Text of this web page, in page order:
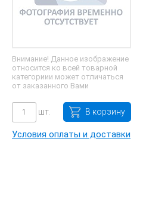
Внимание! Данное изображение
относится ко всей товарной
категориии может отличаться
от заказанного Вами
шт. В корзину
Условия оплаты и доставки